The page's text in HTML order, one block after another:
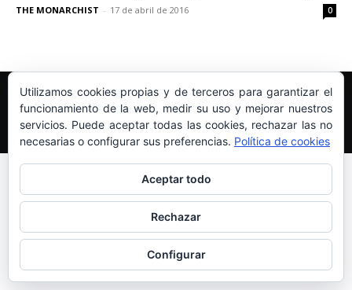
THE MONARCHIST - 17 de abril de 2016 0
Edición y Redacción Aviso legal
Política de cookies
Más información sobre las cookies
© Newspaper WordPress Theme by TagDiv
Utilizamos cookies propias y de terceros para garantizar el
funcionamiento de la web, medir su uso y mejorar nuestros
servicios. Puede aceptar todas las cookies, rechazar las no
necesarias o configurar sus preferencias. Política de cookies
Aceptar todo
Rechazar
Configurar